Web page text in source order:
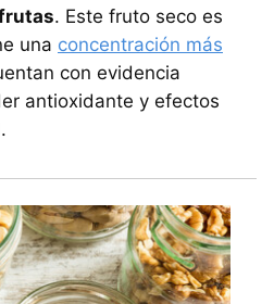
. Este fruto seco es
una concentración más
con evidencia
antioxidante y efectos